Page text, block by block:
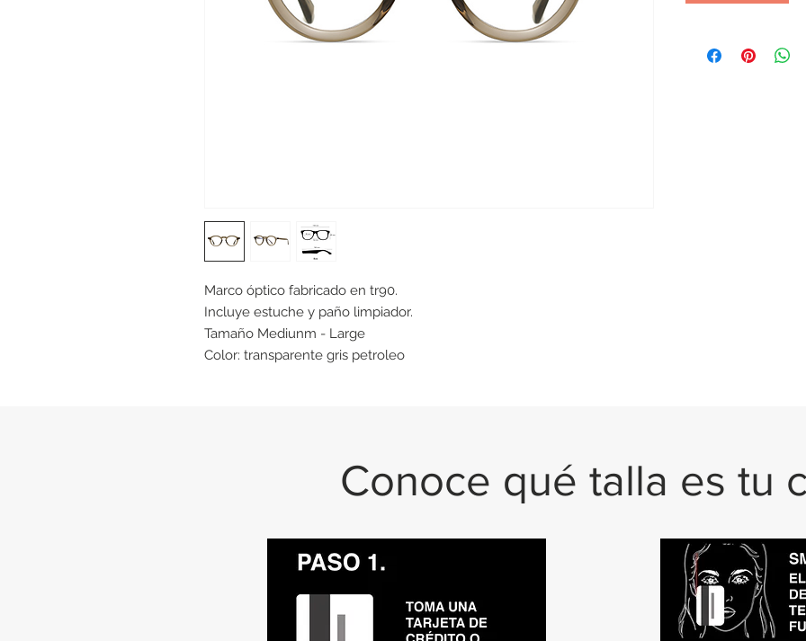
Marco óptico fabricado en tr90.
Incluye estuche y paño limpiador.
Tamaño Mediunm - Large
Color: transparente gris petroleo
Conoce qué talla es tu